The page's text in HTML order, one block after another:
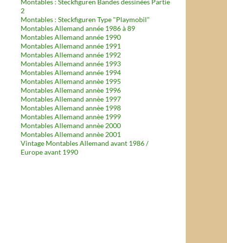
Montables : Steckfiguren Bandes dessinées Partie
2
Montables : Steckfiguren Type "Playmobil"
Montables Allemand année 1986 à 89
Montables Allemand année 1990
Montables Allemand année 1991
Montables Allemand année 1992
Montables Allemand année 1993
Montables Allemand année 1994
Montables Allemand annèe 1995
Montables Allemand annèe 1996
Montables Allemand annèe 1997
Montables Allemand annèe 1998
Montables Allemand annèe 1999
Montables Allemand annèe 2000
Montables Allemand annèe 2001
Vintage Montables Allemand avant 1986 /
Europe avant 1990